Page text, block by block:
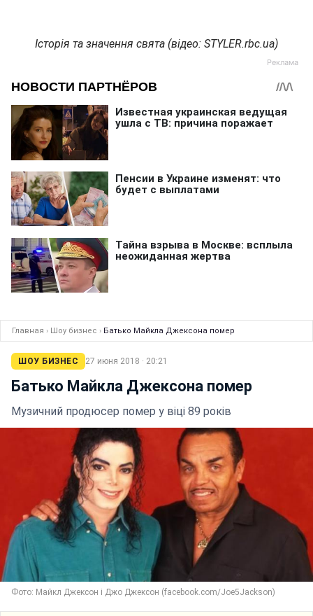
Історія та значення свята (відео: STYLER.rbc.ua)
Главная › Шоу бизнес › Батько Майкла Джексона помер
ШОУ БИЗНЕС 27 июня 2018 · 20:21
Батько Майкла Джексона помер
Музичний продюсер помер у віці 89 років
Фото: Майкл Джексон і Джо Джексон (facebook.com/Joe5Jackson)